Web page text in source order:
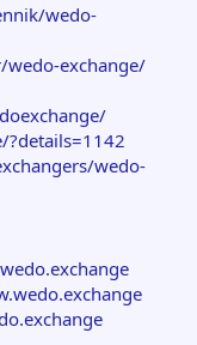
wedo-
exchange/
wedo-